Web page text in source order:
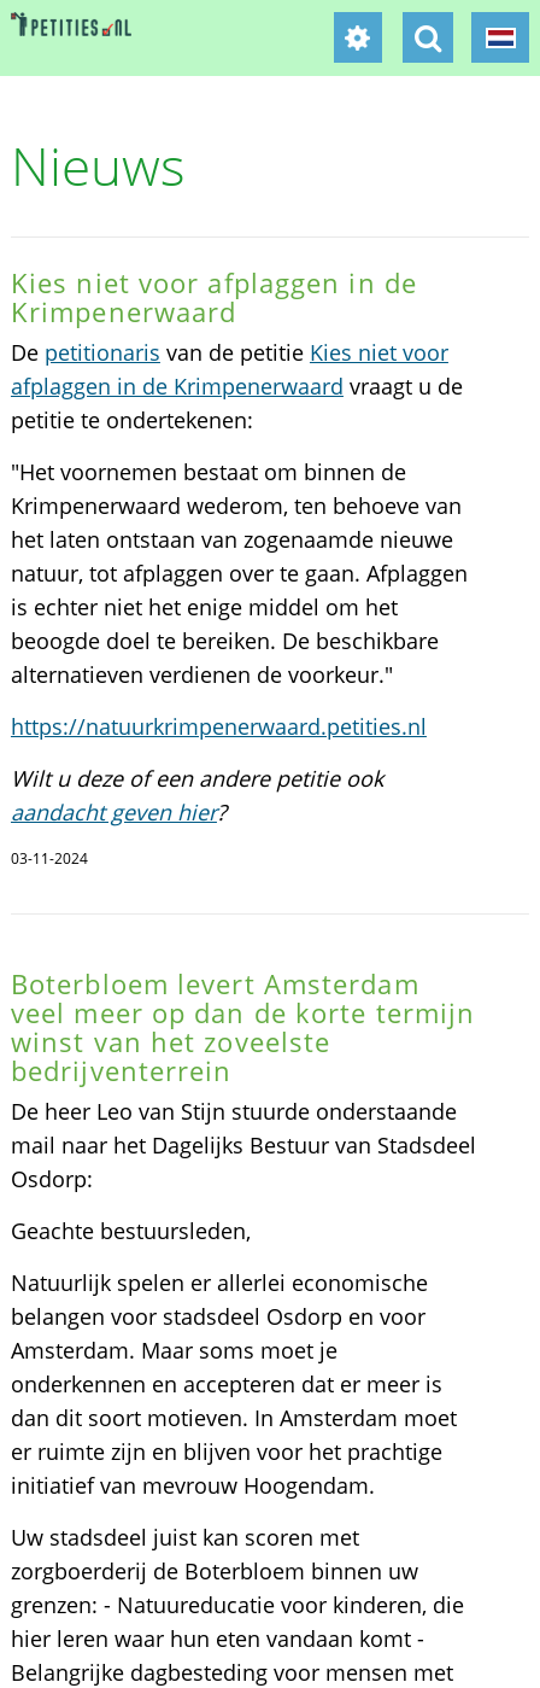
Nieuws
Kies niet voor afplaggen in de
Krimpenerwaard
De petitionaris van de petitie Kies niet voor
afplaggen in de Krimpenerwaard vraagt u de
petitie te ondertekenen:
"Het voornemen bestaat om binnen de
Krimpenerwaard wederom, ten behoeve van
het laten ontstaan van zogenaamde nieuwe
natuur, tot afplaggen over te gaan. Afplaggen
is echter niet het enige middel om het
beoogde doel te bereiken. De beschikbare
alternatieven verdienen de voorkeur."
https://natuurkrimpenerwaard.petities.nl
Wilt u deze of een andere petitie ook
aandacht geven hier?
03-11-2024
Boterbloem levert Amsterdam
veel meer op dan de korte termijn
winst van het zoveelste
bedrijventerrein
De heer Leo van Stijn stuurde onderstaande
mail naar het Dagelijks Bestuur van Stadsdeel
Osdorp:
Geachte bestuursleden,
Natuurlijk spelen er allerlei economische
belangen voor stadsdeel Osdorp en voor
Amsterdam. Maar soms moet je
onderkennen en accepteren dat er meer is
dan dit soort motieven. In Amsterdam moet
er ruimte zijn en blijven voor het prachtige
initiatief van mevrouw Hoogendam.
Uw stadsdeel juist kan scoren met
zorgboerderij de Boterbloem binnen uw
grenzen: - Natuureducatie voor kinderen, die
hier leren waar hun eten vandaan komt -
Belangrijke dagbesteding voor mensen met